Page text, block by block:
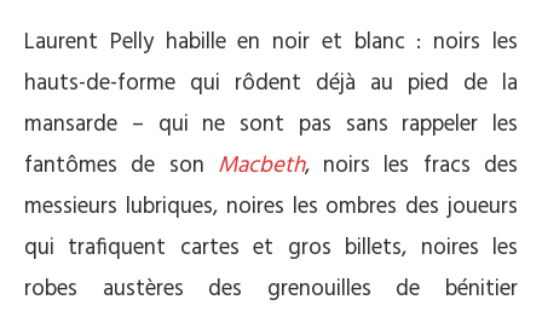
Laurent Pelly habille en noir et blanc : noirs les
hauts-de-forme qui rôdent déjà au pied de la
mansarde – qui ne sont pas sans rappeler les
fantômes de son Macbeth, noirs les fracs des
messieurs lubriques, noires les ombres des joueurs
qui trafiquent cartes et gros billets, noires les
robes austères des grenouilles de bénitier